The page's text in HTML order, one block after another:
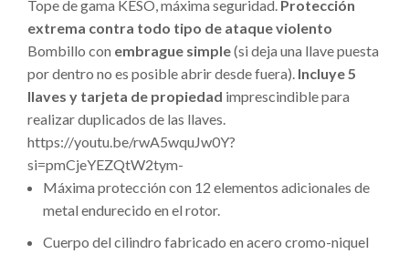
Tope de gama KESO, máxima seguridad. Protección
extrema contra todo tipo de ataque violento
Bombillo con embrague simple(si deja una llave puesta
por dentro no es posible abrir desde fuera). Incluye 5
llaves y tarjeta de propiedad imprescindible para
realizar duplicados de las llaves.
https://youtu.be/rwA5wquJw0Y?
si=pmCjeYEZQtW2tym-
Máxima protección con 12 elementos adicionales de
metal endurecido en el rotor.
Cuerpo del cilindro fabricado en acero cromo-niquel